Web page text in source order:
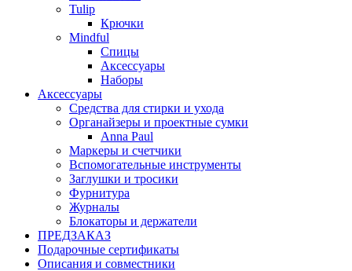
Tulip
Крючки
Mindful
Спицы
Аксессуары
Наборы
Аксессуары
Средства для стирки и ухода
Органайзеры и проектные сумки
Anna Paul
Маркеры и счетчики
Вспомогательные инструменты
Заглушки и тросики
Фурнитура
Журналы
Блокаторы и держатели
ПРЕДЗАКАЗ
Подарочные сертификаты
Описания и совместники